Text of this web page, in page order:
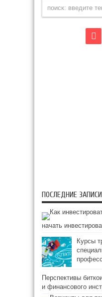
ПОСЛЕДНИЕ ЗАПИСИ
начать
Курсы
Перспективы
и финансового